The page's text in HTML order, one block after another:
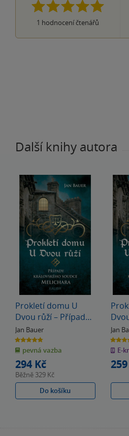
1 hodnocení čtenářů
Další knihy autora
Prokletí domu U
Dvou růží – Případy
královského soudce
Melichara
Jan Bauer
4.8
z
5
hvězdiček
pevná vazba
294 Kč
Běžně 329 Kč
Do košíku
Jan
4.8
z
5 E-